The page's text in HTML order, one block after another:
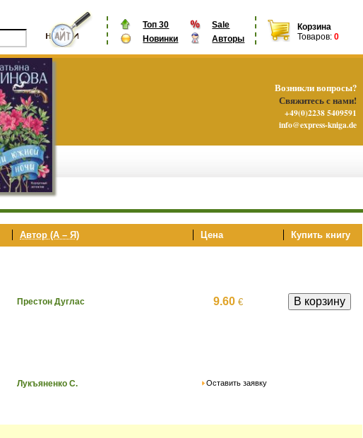
Топ 30
Sale
Новинки
Авторы
Корзина
Товаров: 0
Автор (А – Я) Цена Купить книгу
Престон Дуглас 9.60 €
Лукъяненко С. Оставить заявку
Возникли вопросы?
Свяжитесь с нами!
+49(0)2238 5409591
info@express-kniga.de